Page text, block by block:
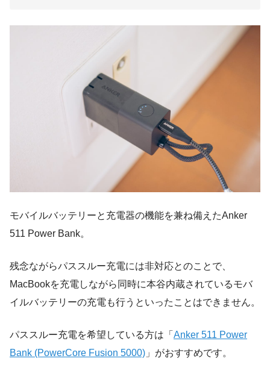
モバイルバッテリーと充電器の機能を兼ね備えたAnker
511 Power Bank。
残念ながらパススルー充電には非対応とのことで、
MacBookを充電しながら同時に本谷内蔵されているモバ
イルバッテリーの充電も行うといったことはできません。
パススルー充電を希望している方は「 Anker 511 Power
Bank (PowerCore Fusion 5000) 」がおすすめです。